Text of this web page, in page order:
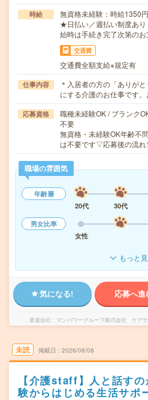
時給
無資格未経験：時給
★日払い／週払い制度あ
始時は手続き完了次第のお
交通費
交通費全額支給※規定有
仕事内容
＊入居者の方の「ありが
にする介護のお仕事です
応募資格
職種未経験OK / ブランク
不要
無資格・未経験OK年齢
は不要です▽応募後の流
職場の雰囲気
年齢層
20代
30代
男女比率
女性
もっと
気になる! 応募へ進
派遣会社 マンパワーグループ株式会社 ケア
未読 掲載日 2026/08/08
【介護staff】人と話す
験からはじめる生活サポ